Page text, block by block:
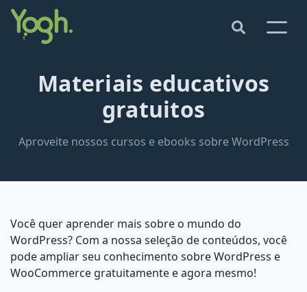
Materiais educativos
gratuitos
Aproveite nossos cursos e ebooks sobre WordPress
Você quer aprender mais sobre o mundo do
WordPress? Com a nossa seleção de conteúdos, você
pode ampliar seu conhecimento sobre WordPress e
WooCommerce gratuitamente e agora mesmo!